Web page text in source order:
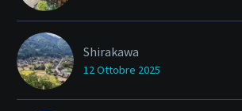
Shirakawa
12 Ottobre 2025